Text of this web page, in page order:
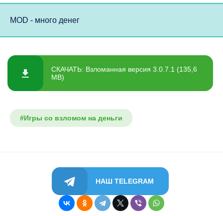
MOD - много денег
СКАЧАТЬ: Взломанная версия 3.0.7.1 (135,6
MB)
#Игры со взломом на деньги
НАШ TELEGRAM